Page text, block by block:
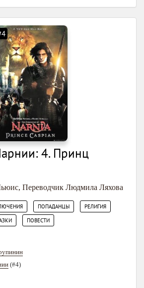
4. Принц
, Переводчик Людмила Ляхова
ПОПАДАНЦЫ РЕЛИГИЯ
ПОВЕСТИ
(#4)